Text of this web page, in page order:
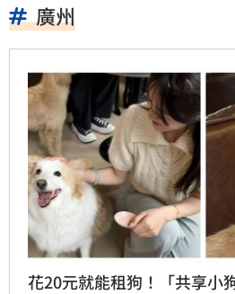
廣州
花20元就能租狗！「共享小